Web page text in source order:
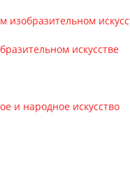
изобразительном
искусстве
и народное искусство